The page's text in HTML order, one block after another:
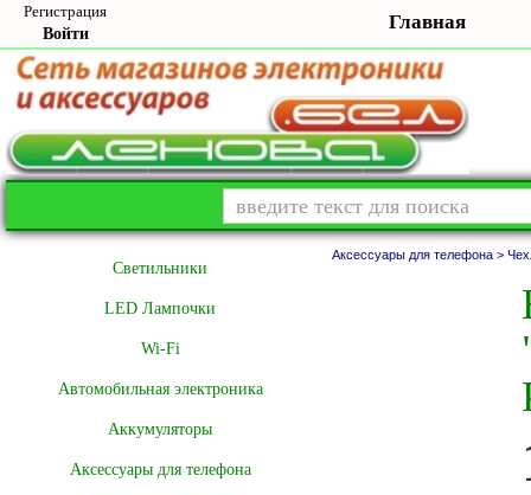
Регистрация
Войти
Главная
Cветильники
LED Лампочки
Wi-Fi
Автомобильная электроника
Аккумуляторы
Аксессуары для телефона
Аксессуары для телефона >